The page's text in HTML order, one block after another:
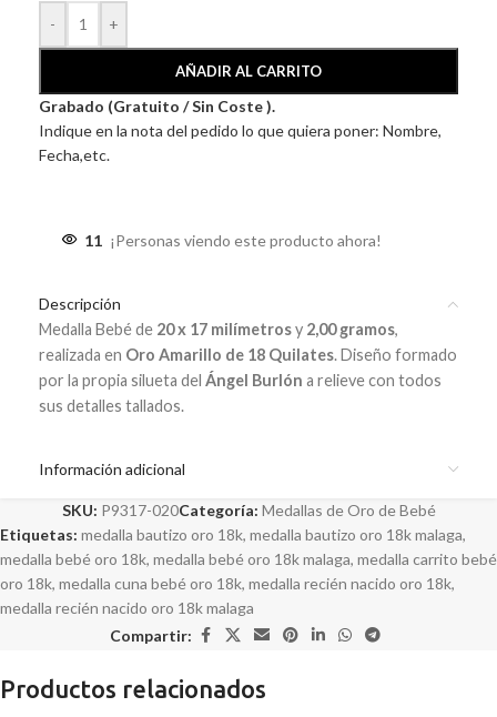
-
+
AÑADIR AL CARRITO
Grabado (Gratuito / Sin Coste ).
Indique en la nota del pedido lo que quiera poner: Nombre,
Fecha,etc.
11 ¡Personas viendo este producto ahora!
Descripción
Medalla Bebé de 20 x 17 milímetrosy 2,00 gramos,
realizada en Oro Amarillo de 18 Quilates. Diseño formado
por la propia silueta del Ángel Burlón a relieve con todos
sus detalles tallados.
Información adicional
SKU: P9317-020Categoría: Medallas de Oro de Bebé
Etiquetas: medalla bautizo oro 18k, medalla bautizo oro 18k malaga,
medalla bebé oro 18k, medalla bebé oro 18k malaga, medalla carrito bebé
oro 18k, medalla cuna bebé oro 18k, medalla recién nacido oro 18k,
medalla recién nacido oro 18k malaga
Compartir:
Productos relacionados